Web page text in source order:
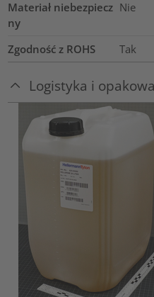
Materiał niebezpiecz
ny
Nie
Zgodność z ROHS Tak
Logistyka i